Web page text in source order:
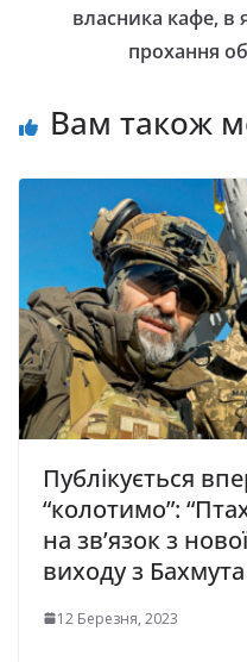
власника кафе, в
прохання
Вам також
Публікується
“колотимо”:
на зв’язок з
виходу з Бахмута
12 Березня, 2023